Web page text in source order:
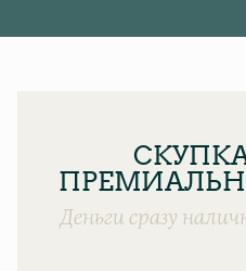
Деньги сразу